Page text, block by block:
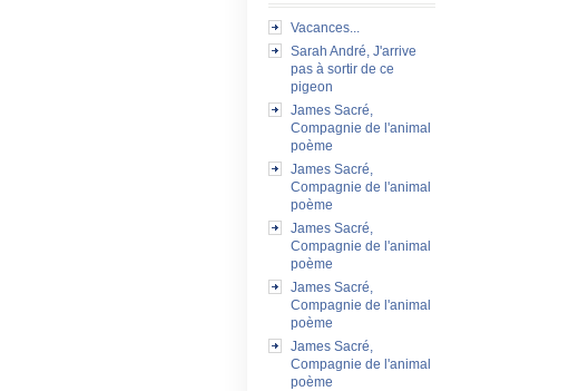
Vacances...
Sarah André, J'arrive
pas à sortir de ce
pigeon
James Sacré,
Compagnie de l'animal
poème
James Sacré,
Compagnie de l'animal
poème
James Sacré,
Compagnie de l'animal
poème
James Sacré,
Compagnie de l'animal
poème
James Sacré,
Compagnie de l'animal
poème